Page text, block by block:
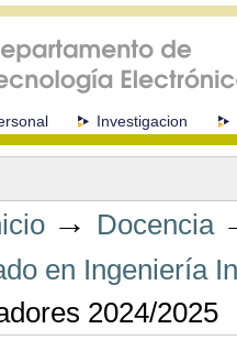
Investigacion
→ Docencia
en Ingeniería
2024/2025